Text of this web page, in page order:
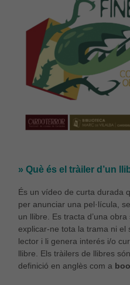
» Què és el tràiler d’un
És un vídeo de curta durada
per anunciar una pel·lícula,
un llibre. Es tracta d’una
explicar-ne tota la trama ni el
lector i li genera interés i/o
llibre. Els tràilers de llibres
definició en anglès com a